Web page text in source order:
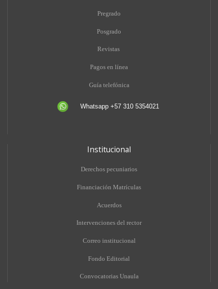
Pregrado
Posgrado
Revistas
Pagos en línea
Guía telefónica
Whatsapp +57 310 5354021
Institucional
Derechos pecuniarios
Financiación Matrículas
Acuerdos
Intervenciones del rector
Correo institucional
Fondo Editorial
Convocatorias Unaula